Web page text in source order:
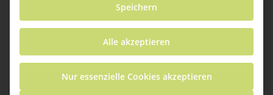
In der Sonderpädagogik stehen Schulen
Speichern
Alle akzeptieren
Nur essenzielle Cookies akzeptieren